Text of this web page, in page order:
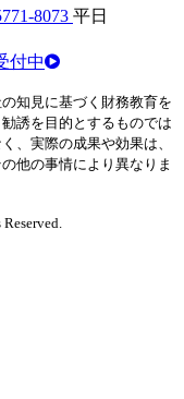
8073 平日
付中
知見に基づく財務教育を
誘を目的とするものでは
、実際の成果や効果は、
他の事情により異なりま